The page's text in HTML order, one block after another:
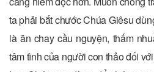
ta phải bắt chước Chúa Giêsu
là ăn chay cầu nguyện, thấm
tâm tình của người con thảo đối